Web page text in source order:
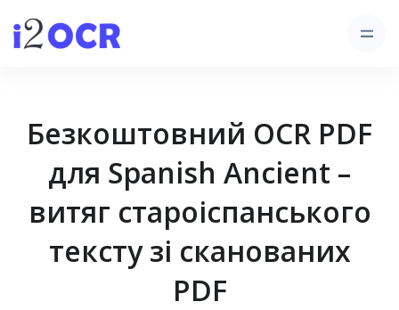
Безкоштовний OCR PDF
для Spanish Ancient –
витяг староіспанського
тексту зі сканованих
PDF